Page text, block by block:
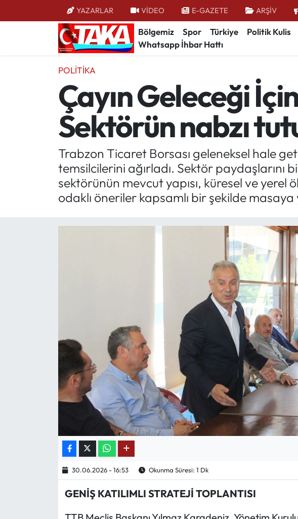
YAZARLAR VİDEO E-GAZETE ARŞİV
Bölgemiz Spor Türkiye Politik Kulis
Whatsapp İhbar Hattı
POLITIKA
Çayın Geleceği
Sektörün nabzı
Trabzon Ticaret Borsası geleneksel hale
temsilcilerini ağırladı. Sektör
sektörünün mevcut yapısı, küresel ve yerel
odaklı öneriler kapsamlı bir şekilde masaya
30.06.2026 - 16:53 Okunma Süresi: 1 Dk
GENİŞ KATILIMLI STRATEJİ TOPLANTISI
Bölgemiz
Kültür/Sanat
Politik Kulis
Karikatür Galeri
ASTROLOJİ
Mektup Galeri
Ekonomi
Trabzon Nöbetçi Eczaneler
Trabzon Hava Durumu
Trabzon Trafik Yoğunluk Haritası
Süper Lig Puan Durumu ve Fikstür
Son Dakika Haberleri
Haber Arşivi